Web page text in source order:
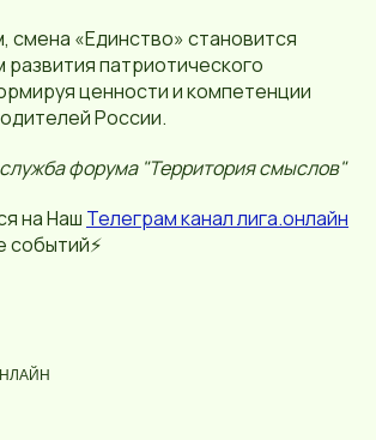
смена «Единство» становится
патриотического
ценности и компетенции
России.
форума "Территория смыслов"
на Наш Телеграм канал лига.онлайн
событий⚡️